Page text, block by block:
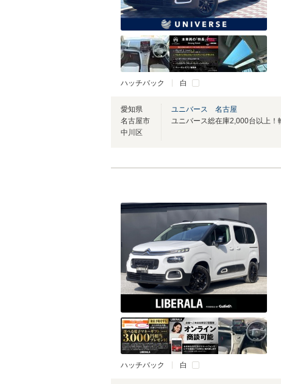
ハッチバック 白
愛知県
名古屋市
中川区
ユニバース 名古屋
ハッチバック 白